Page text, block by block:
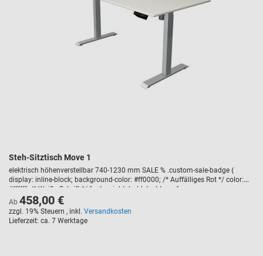
Steh-Sitztisch Move 1
elektrisch höhenverstellbar 740-1230 mm SALE % .custom-sale-badge {
display: inline-block; background-color: #ff0000; /* Auffälliges Rot */ color:
#ffffff; /* Weiße Schrift */ font-weight: bold; text-transform: uppercase;
padding: 5px 10px; border-radius: 3px; font-size: 14px; margin-bottom: 10px;
letter-spacing: 1px; }
Ab 458,00 €
zzgl. 19% Steuern , inkl. Versandkosten
Lieferzeit ca. 7 Werktage